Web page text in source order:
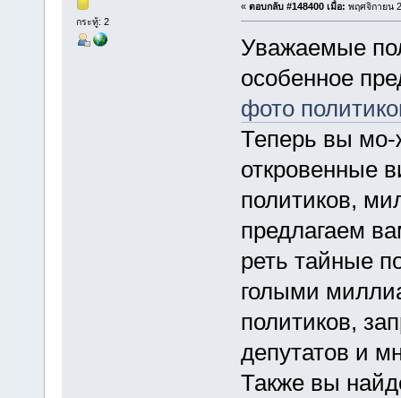
กระทู้: 2
« ตอบกลับ #148400 เมื่อ: พฤศจิกายน
Уважаемые
особенное
фото
Теперь вы
откровенные
политиков,
предлагаем
реть тайные
голыми
политиков,
депутатов и
Также вы